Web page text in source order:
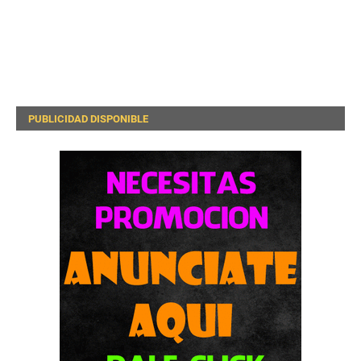
PUBLICIDAD DISPONIBLE